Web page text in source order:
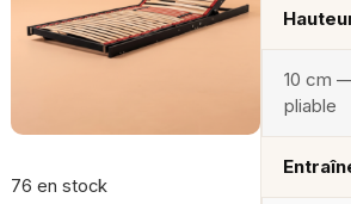
76 en stock
10 cm
pliable